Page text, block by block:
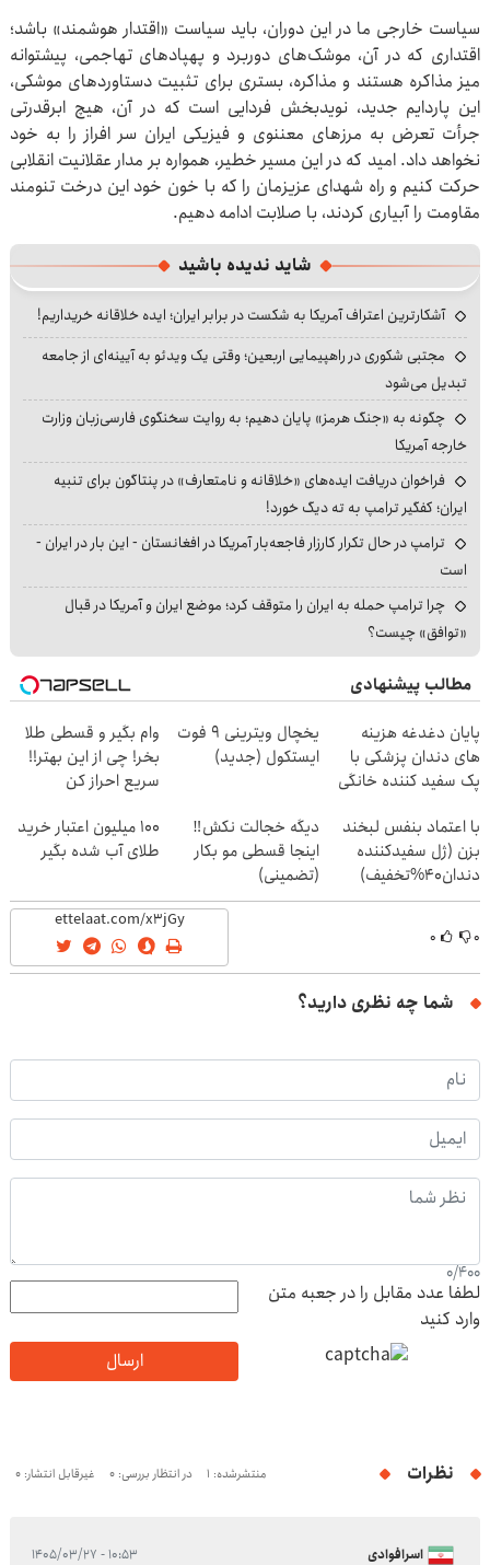
سیاست خارجی ما در این دوران، باید سیاست «اقتدار هوشمند» باشد؛
اقتداری که در آن، موشک‌های دوربرد و پهپادهای تهاجمی، پیشتوانه‌
میز مذاکره هستند و مذاکره، بستری برای تثبیت دستاوردهای موشکی،
این پاردایم جدید، نویدبخش فردایی است که در آن، هیچ ابرقدرتی
جرأت تعرض به مرزهای معننوی و فیزیکی ایران سر افراز را به خود
نخواهد داد. امید که در این مسیر خطیر، همواره بر مدار عقلانیت انقلابی
حرکت کنیم و راه شهدای عزیزمان را که با خون خود این درخت تنومند
مقاومت را آبیاری کردند، با صلابت ادامه دهیم.
شاید ندیده باشید
آشکارترین اعتراف آمریکا به شکست در برابر ایران؛ ایده خلاقانه خریداریم!
مجتبی شکوری در راهپیمایی اربعین؛ وقتی یک ویدئو به آیینه‌ای از جامعه
تبدیل می‌شود
چگونه به «جنگ هرمز» پایان دهیم؛ به روایت سخنگوی فارسی‌زبان وزارت
خارجه آمریکا
فراخوان دریافت ایده‌های «خلاقانه و نامتعارف» در پنتاگون برای تنبیه
ایران؛ کفگیر ترامپ به ته دیگ خورد!
ترامپ در حال تکرار کارزار فاجعه‌بار آمریکا در افغانستان - این بار در ایران -
است
چرا ترامپ حمله به ایران را متوقف کرد؛ موضع ایران و آمریکا در قبال
«توافق» چیست؟
مطالب پیشنهادی
پایان دغدغه هزینه
های دندان پزشکی با
پک سفید کننده خانگی
یخچال ویترینی 9 فوت
ایستکول (جدید)
وام بگیر و قسطی طلا
بخر! چی از این بهتر!!
سریع احراز کن
با اعتماد بنفس لبخند
بزن (ژل سفیدکننده
دندان40%تخفیف)
دیگه خجالت نکش‼️
اینجا قسطی مو بکار
(تضمینی)
100 میلیون اعتبار خرید
طلای آب شده بگیر
۰ ۰
شما چه نظری دارید؟
0/400
لطفا عدد مقابل را در جعبه متن
وارد کنید
ارسال
نظرات منتشرشده: 1 در انتظار بررسی: 0 غیرقابل انتشار: 0
اسرافوادی ۱۰:۵۳ - ۱۴۰۵/۰۳/۲۷